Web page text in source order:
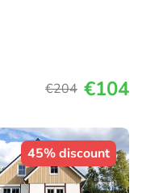
€204 €104
45% discount